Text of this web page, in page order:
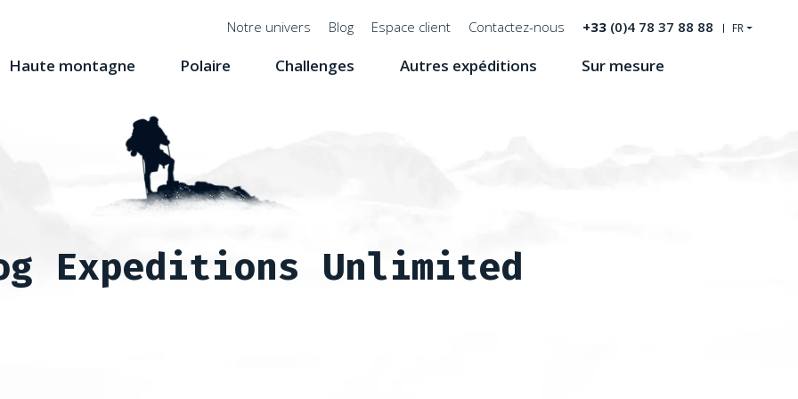
Menu
Notre univers Blog Espace client Contactez-nous +33(0)4 78 37 88 88 FR
Haute montagne Polaire Challenges Autres expéditions Sur mesure
Expeditions Unlimited